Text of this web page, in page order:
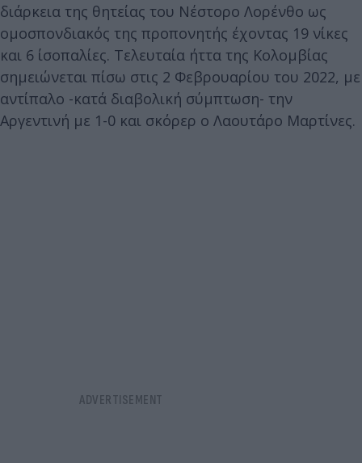
διάρκεια της θητείας του Νέστορο Λορένθο ως
ομοσπονδιακός της προπονητής έχοντας 19 νίκες
και 6 ίσοπαλίες. Τελευταία ήττα της Κολομβίας
σημειώνεται πίσω στις 2 Φεβρουαρίου του 2022, με
αντίπαλο -κατά διαβολική σύμπτωση- την
Αργεντινή με 1-0 και σκόρερ ο Λαουτάρο Μαρτίνες.